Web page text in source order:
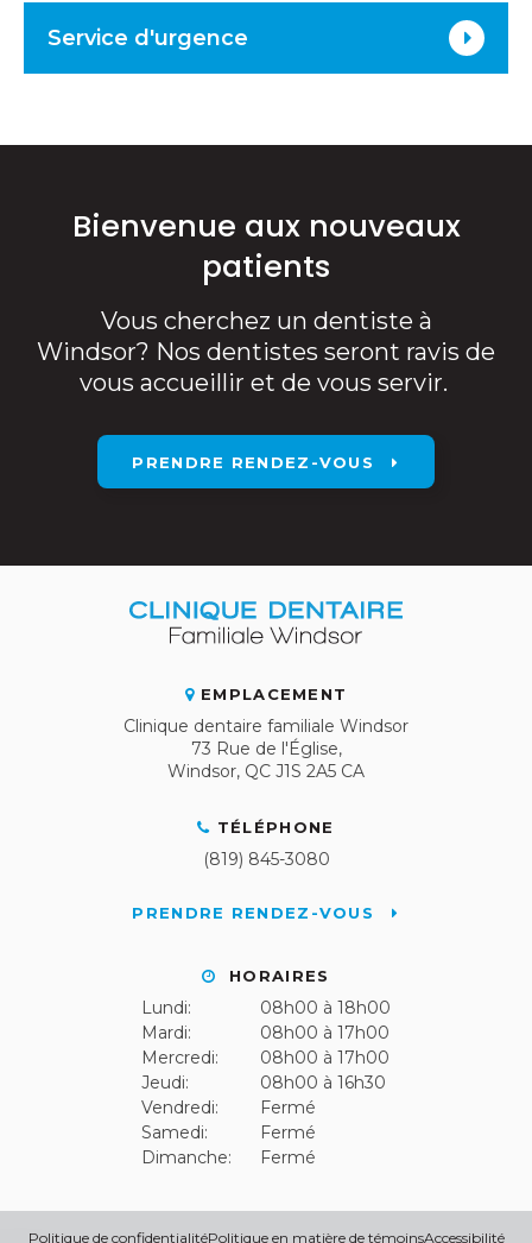
Service d'urgence
Bienvenue aux nouveaux
patients
Vous cherchez un dentiste à
Windsor? Nos dentistes seront ravis de
vous accueillir et de vous servir.
PRENDRE RENDEZ-VOUS
EMPLACEMENT
Clinique dentaire familiale Windsor
73 Rue de l'Église
Windsor QC J1S 2A5 CA
TÉLÉPHONE
(819) 845-3080
PRENDRE RENDEZ-VOUS
HORAIRES
Lundi:
08h00 à 18h00
Mardi:
08h00 à 17h00
Mercredi:
08h00 à 17h00
Jeudi:
08h00 à 16h30
Vendredi:
Fermé
Samedi:
Fermé
Dimanche:
Fermé
Politique de confidentialitéPolitique en matière de témoinsAccessibilité